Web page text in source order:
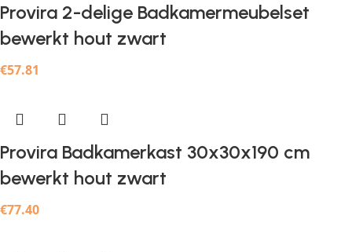
Provira 2-delige Badkamermeubelset
bewerkt hout zwart
€57.81
Provira Badkamerkast 30x30x190 cm
bewerkt hout zwart
€77.40